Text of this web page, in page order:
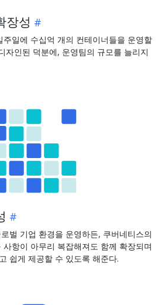
장성
일에 수십억 개의 컨테이너들을 운영할
자인된 덕분에, 운영팀의 규모를 늘리지
벌 기업 환경을 운영하든, 쿠버네티스의
항이 아무리 복잡해져도 함께 확장되며
쉽게 제공할 수 있도록 해준다.